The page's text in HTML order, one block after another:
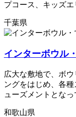
プコース、キッズエ
千葉県
インターボウル
広大な敷地で、ボ
ングをはじめ、各
ューズメントとなっ
和歌山県